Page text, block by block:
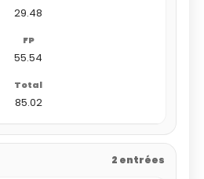
29.48
55.54
85.02
2 entrées